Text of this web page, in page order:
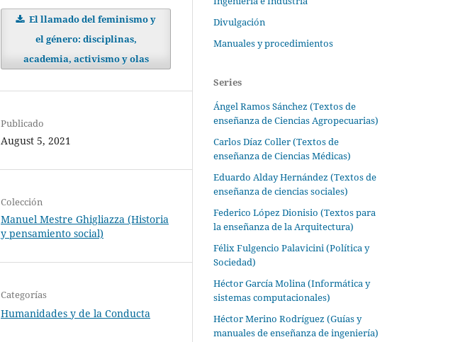
El llamado del feminismo y
el género: disciplinas,
academia, activismo y olas
Publicado
August 5, 2021
Colección
Manuel Mestre Ghigliazza (Historia
y pensamiento social)
Categorías
Humanidades y de la Conducta
Divulgación
Manuales y procedimientos
Series
Ángel Ramos Sánchez (Textos de
enseñanza de Ciencias Agropecuarias)
Carlos Díaz Coller (Textos de
enseñanza de Ciencias Médicas)
Eduardo Alday Hernández (Textos de
enseñanza de ciencias sociales)
Federico López Dionisio (Textos para
la enseñanza de la Arquitectura)
Félix Fulgencio Palavicini (Política y
Sociedad)
Héctor García Molina (Informática y
sistemas computacionales)
Héctor Merino Rodríguez (Guías y
manuales de enseñanza de ingeniería)